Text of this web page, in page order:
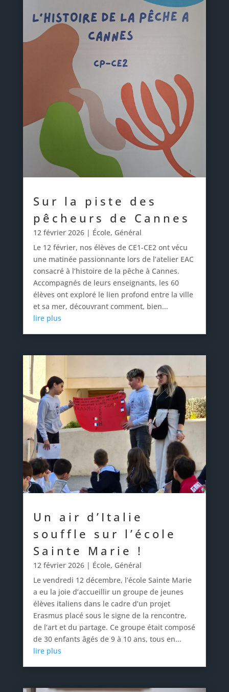
Sur la piste des
pêcheurs de Cannes
12 février 2026| École, Général
Le 12 février, nos élèves de CE1-CE2 ont vécu
une matinée passionnante lors de l’atelier EAC
consacré à l’histoire de la pêche à Cannes.
Accompagnés de leurs enseignants, les 60
élèves ont exploré le lien profond entre la ville
et sa mer, découvrant comment, bien...
lire plus
Un air d’Italie
souffle sur l’école
Sainte Marie !
12 février 2026| École, Général
Le vendredi 12 décembre, l’école Sainte Marie
a eu la joie d’accueillir un groupe de jeunes
élèves italiens dans le cadre d’un projet
Erasmus placé sous le signe de la rencontre,
de l’art et du partage. Ce groupe était composé
de 30 enfants âgés de 9 à 10 ans, tous en...
lire plus